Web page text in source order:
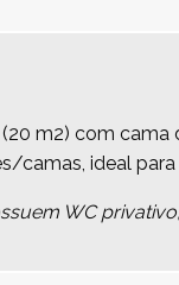
m2) com cama
camas, ideal para
WC